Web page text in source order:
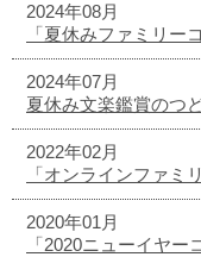
2024年08月
「夏休みファミリー
2024年07月
夏休み文楽鑑賞のつ
2022年02月
「オンラインファミ
2020年01月
「2020ニューイヤ